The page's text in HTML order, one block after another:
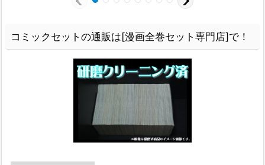
コミックセットの通販は[漫画全巻セット専門店]で！